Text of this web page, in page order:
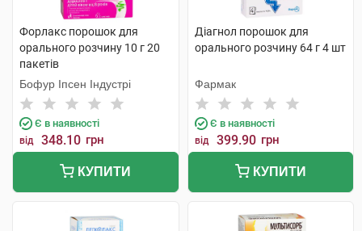
Форлакс порошок для
орального розчину 10 г 20
пакетів
Бофур Іпсен Індустрі
Є в наявності
від 348.10 грн
КУПИТИ
Діагнол порошок для
орального розчину 64 г 4 шт
Фармак
Є в наявності
від 399.90 грн
КУПИТИ